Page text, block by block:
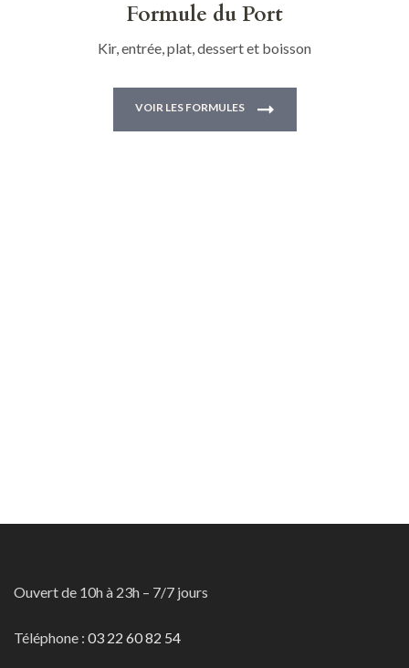
Formule du Port
Kir, entrée, plat, dessert et boisson
VOIR LES FORMULES
Ouvert de 10h à 23h – 7/7 jours
Téléphone : 03 22 60 82 54